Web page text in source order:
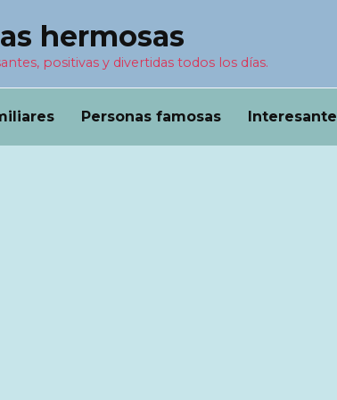
hermosas
positivas y divertidas todos los días.
Personas famosas Interesante